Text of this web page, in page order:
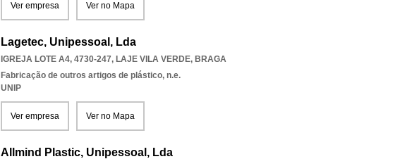
Ver empresa Ver no Mapa
Lagetec, Unipessoal, Lda
IGREJA LOTE A4, 4730-247, LAJE VILA VERDE, BRAGA
Fabricação de outros artigos de plástico, n.e.
UNIP
Ver empresa Ver no Mapa
Allmind Plastic, Unipessoal, Lda